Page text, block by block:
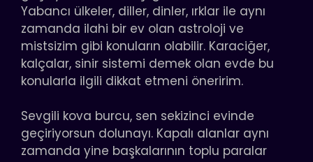
Yabancı ülkeler, diller, dinler, ırklar ile aynı
zamanda ilahi bir ev olan astroloji ve
mistsizim gibi konuların olabilir. Karaciğer,
kalçalar, sinir sistemi demek olan evde bu
konularla ilgili dikkat etmeni öneririm.
Sevgili kova burcu, sen sekizinci evinde
geçiriyorsun dolunayı. Kapalı alanlar aynı
zamanda yine başkalarının toplu paralar